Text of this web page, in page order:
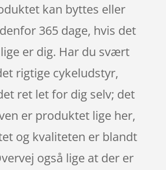
kan byttes eller
365 dage, hvis det
er dig. Har du svært
rigtige cykeludstyr,
ret let for dig selv; det
er produktet lige her,
og kvaliteten er blandt
også lige at der er